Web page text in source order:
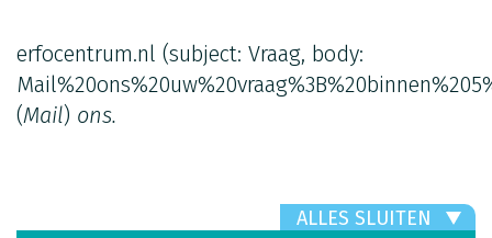
erfocentrum.nl (subject: Vraag, body:
(Mail) ons.
ALLES SLUITEN